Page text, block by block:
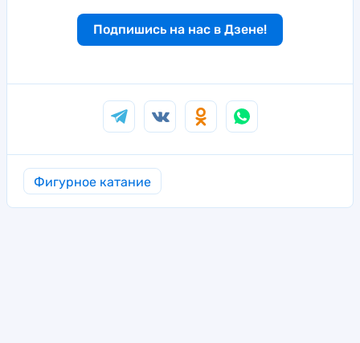
Подпишись на нас в Дзене!
Фигурное катание